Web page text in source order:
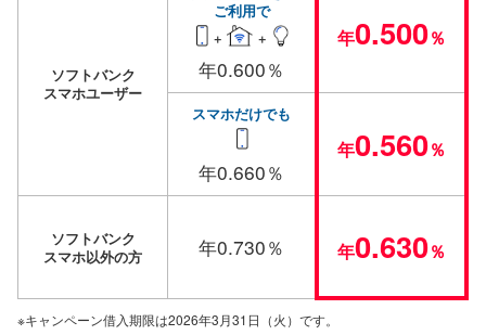
ソフトバンク
スマホユーザー
ご利用で
＋ ＋
年0.600％
年0.500％
スマホだけでも
年0.660％
年0.560％
ソフトバンク
スマホ以外の方
年0.730％ 年0.630％
※キャンペーン借入期限は2026年3月31日（火）です。